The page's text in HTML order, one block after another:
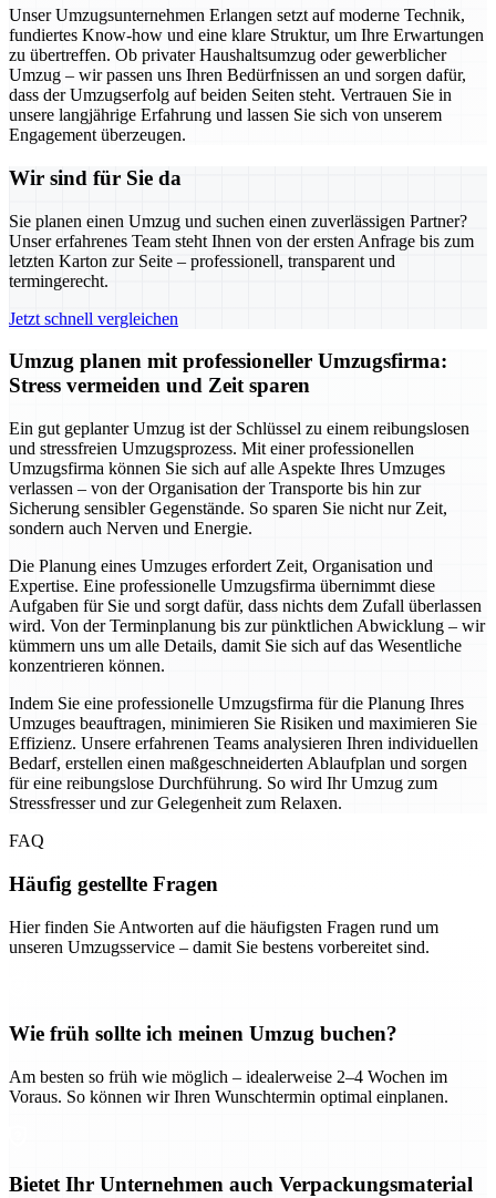
Unser Umzugsunternehmen Erlangen setzt auf moderne Technik,
fundiertes Know-how und eine klare Struktur, um Ihre Erwartungen
zu übertreffen. Ob privater Haushaltsumzug oder gewerblicher
Umzug – wir passen uns Ihren Bedürfnissen an und sorgen dafür,
dass der Umzugserfolg auf beiden Seiten steht. Vertrauen Sie in
unsere langjährige Erfahrung und lassen Sie sich von unserem
Engagement überzeugen.
Wir sind für Sie da
Sie planen einen Umzug und suchen einen zuverlässigen Partner?
Unser erfahrenes Team steht Ihnen von der ersten Anfrage bis zum
letzten Karton zur Seite – professionell, transparent und
termingerecht.
Jetzt schnell vergleichen
Umzug planen mit professioneller Umzugsfirma:
Stress vermeiden und Zeit sparen
Ein gut geplanter Umzug ist der Schlüssel zu einem reibungslosen
und stressfreien Umzugsprozess. Mit einer professionellen
Umzugsfirma können Sie sich auf alle Aspekte Ihres Umzuges
verlassen – von der Organisation der Transporte bis hin zur
Sicherung sensibler Gegenstände. So sparen Sie nicht nur Zeit,
sondern auch Nerven und Energie.
Die Planung eines Umzuges erfordert Zeit, Organisation und
Expertise. Eine professionelle Umzugsfirma übernimmt diese
Aufgaben für Sie und sorgt dafür, dass nichts dem Zufall überlassen
wird. Von der Terminplanung bis zur pünktlichen Abwicklung – wir
kümmern uns um alle Details, damit Sie sich auf das Wesentliche
konzentrieren können.
Indem Sie eine professionelle Umzugsfirma für die Planung Ihres
Umzuges beauftragen, minimieren Sie Risiken und maximieren Sie
Effizienz. Unsere erfahrenen Teams analysieren Ihren individuellen
Bedarf, erstellen einen maßgeschneiderten Ablaufplan und sorgen
für eine reibungslose Durchführung. So wird Ihr Umzug zum
Stressfresser und zur Gelegenheit zum Relaxen.
FAQ
Häufig gestellte Fragen
Hier finden Sie Antworten auf die häufigsten Fragen rund um
unseren Umzugsservice – damit Sie bestens vorbereitet sind.
Wie früh sollte ich meinen Umzug buchen?
Am besten so früh wie möglich – idealerweise 2–4 Wochen im
Voraus. So können wir Ihren Wunschtermin optimal einplanen.
Bietet Ihr Unternehmen auch Verpackungsmaterial